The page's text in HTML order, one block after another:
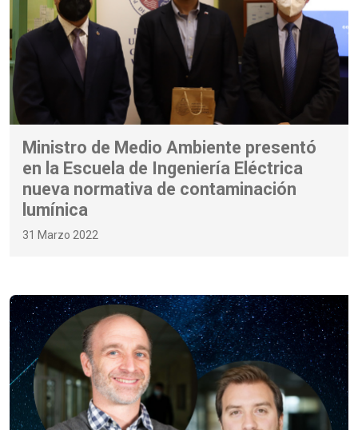
Ministro de Medio Ambiente presentó
en la Escuela de Ingeniería Eléctrica
nueva normativa de contaminación
lumínica
31 Marzo 2022